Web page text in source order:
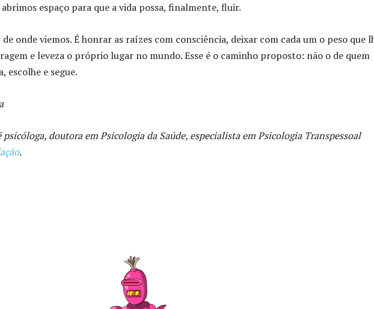
espaço para que a vida possa, finalmente, fluir.
onde viemos. É honrar as raízes com consciência, deixar com cada um o peso que
e leveza o próprio lugar no mundo. Esse é o caminho proposto: não o de quem
escolhe e segue.
psicóloga, doutora em Psicologia da Saúde, especialista em Psicologia Transpessoal
.